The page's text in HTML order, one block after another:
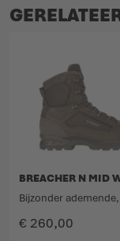
€ 260,00
BREACHER N MID